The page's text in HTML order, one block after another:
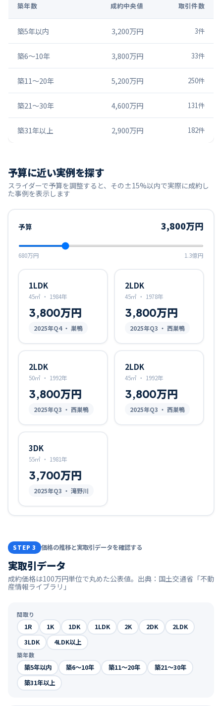
築年数 成約中央値 取引件数
築5年以内 3,200万円 3件
築6〜10年 3,800万円 33件
築11〜20年 5,200万円 250件
築21〜30年 4,600万円 131件
築31年以上 2,900万円 182件
予算に近い実例を探す
スライダーで予算を調整すると、その±15%以内で実際に成約し
た事例を表示します
予算 3,800万円
680万円 1.3億円
1LDK
45㎡ ・ 1984年
3,800万円
2025年Q4・ 巣鴨
2LDK
45㎡ ・ 1978年
3,800万円
2025年Q3 ・ 西巣鴨
2LDK
50㎡ ・ 1992年
3,800万円
2025年Q3 ・ 西巣鴨
2LDK
45㎡ ・ 1992年
3,800万円
2025年Q3 ・ 西巣鴨
3DK
55㎡ ・ 1981年
3,700万円
2025年Q3 ・ 滝野川
STEP 3 価格の推移と実取引データを確認する
実取引データ
成約価格は100万円単位で丸めた公表値。出典：国土交通省「不動
産情報ライブラリ」
間取り
1R 1K 1DK 1LDK 2K 2DK
2LDK
3LDK
4LDK以上
築年数
築5年以内 築6〜10年 築11〜20年
築21〜30年
築31年以上